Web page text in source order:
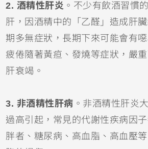
2. 酒精性肝炎 。不少有飲酒習慣
肝，因酒精中的「乙醛」造成肝
期多無症狀，長期下來可能會有
疲倦隨著黃疸、發燒等症狀，嚴
肝衰竭。
3. 非酒精性肝病 。非酒精性肝炎
過高引起，常見的代謝性疾病因
胖者、糖尿病、高血脂、高血壓